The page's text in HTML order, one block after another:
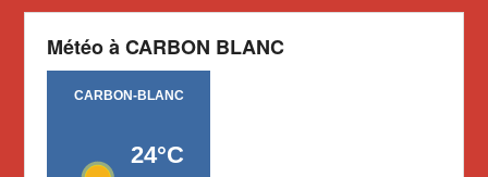
Météo à CARBON BLANC